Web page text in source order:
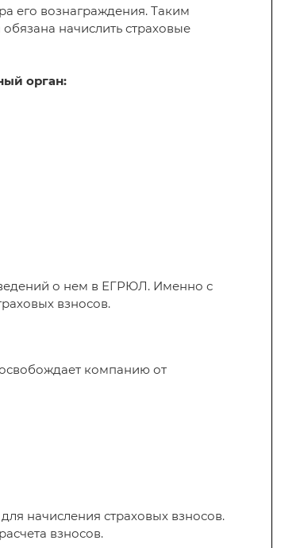
его вознаграждения. Таким
начислить страховые
орган:
о нем в ЕГРЮЛ. Именно с
взносов.
компанию от
начисления страховых взносов.
взносов.